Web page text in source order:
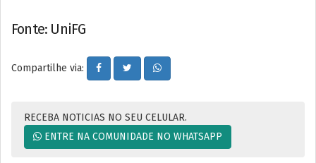
Fonte: UniFG
Compartilhe via:
RECEBA NOTICIAS NO SEU CELULAR.
ENTRE NA COMUNIDADE NO WHATSAPP